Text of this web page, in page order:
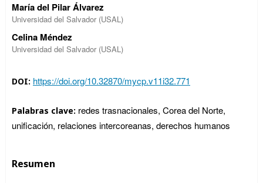
María del Pilar Álvarez
Universidad del Salvador (USAL)
Celina Méndez
Universidad del Salvador (USAL)
DOI: https://doi.org/10.32870/mycp.v11i32.771
Palabras clave: redes trasnacionales, Corea del Norte,
unificación, relaciones intercoreanas, derechos humanos
Resumen